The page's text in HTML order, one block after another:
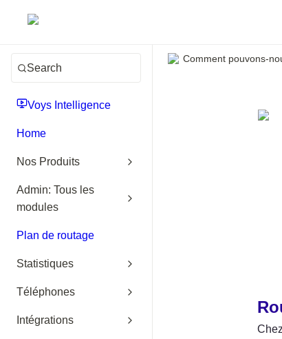
Search
Voys Intelligence
Home
Nos Produits
Admin: Tous les
modules
Plan de routage
Statistiques
Téléphones
Intégrations
Comment pouvons-